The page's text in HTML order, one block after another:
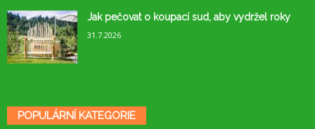
Jak pečovat o koupací sud, aby vydržel roky
31.7.2026
POPULÁRNÍ KATEGORIE